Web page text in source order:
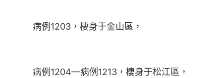
病例1203，棲身于金山區，
病例1204—病例1213，棲身于松江區，